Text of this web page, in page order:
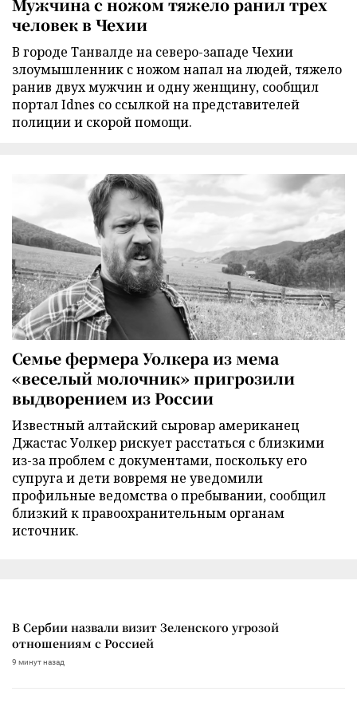
Мужчина с ножом тяжело ранил трех
человек в Чехии
В городе Танвалде на северо-западе Чехии
злоумышленник с ножом напал на людей, тяжело
ранив двух мужчин и одну женщину, сообщил
портал Idnes со ссылкой на представителей
полиции и скорой помощи.
Семье фермера Уолкера из мема
«веселый молочник» пригрозили
выдворением из России
Известный алтайский сыровар американец
Джастас Уолкер рискует расстаться с близкими
из-за проблем с документами, поскольку его
супруга и дети вовремя не уведомили
профильные ведомства о пребывании, сообщил
близкий к правоохранительным органам
источник.
В Сербии назвали визит Зеленского угрозой
отношениям с Россией
9 минут назад